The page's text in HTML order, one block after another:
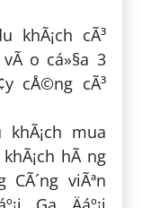
khÃ¡ch cÃ³
vÃ o cá»§a 3
cÅ©ng cÃ³
khÃ¡ch mua
khÃ¡ch hÃ ng
CÃ´ng viÃªn